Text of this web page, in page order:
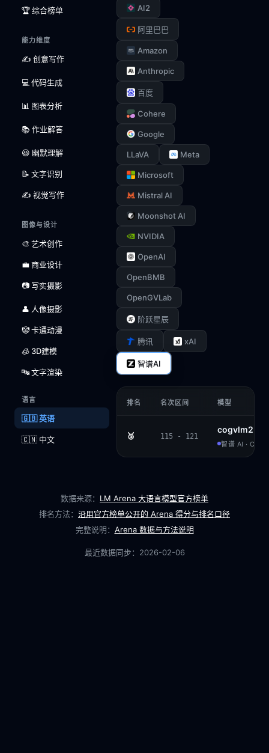
🏆 综合榜单
能力维度
✍️ 创意写作
💻 代码生成
📊 图表分析
📚 作业解答
😆 幽默理解
📝 文字识别
✍️ 视觉写作
图像与设计
🎨 艺术创作
💼 商业设计
📷 写实摄影
👤 人像摄影
🤡 卡通动漫
🧊 3D建模
🔤 文字渲染
语言
🇬🇧 英语
🇨🇳 中文
AI2
阿里巴巴
Amazon
Anthropic
百度
Cohere
Google
LLaVA Meta
Microsoft
Mistral AI
Moonshot AI
NVIDIA
OpenAI
OpenBMB
OpenGVLab
阶跃星辰
腾讯 xAI
智谱AI
排名 名次区间 模型
🥉 115 - 121
cogvlm2-
智谱 AI ·
数据来源： LM Arena 大语言模型官方榜单
排名方法： 沿用官方榜单公开的 Arena 得分与排名口径
完整说明： Arena 数据与方法说明
最近数据同步： 2026-02-06